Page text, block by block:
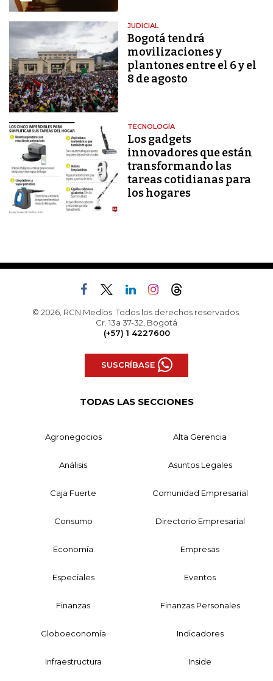
JUDICIAL
Bogotá tendrá
movilizaciones y
plantones entre el 6 y el
8 de agosto
TECNOLOGÍA
Los gadgets
innovadores que están
transformando las
tareas cotidianas para
los hogares
© 2026, RCN Medios. Todos los derechos reservados.
Cr. 13a 37-32, Bogotá
(+57) 1 4227600
SUSCRÍBASE
TODAS LAS SECCIONES
Agronegocios Alta Gerencia
Análisis Asuntos Legales
Caja Fuerte Comunidad Empresarial
Consumo Directorio Empresarial
Economía Empresas
Especiales Eventos
Finanzas Finanzas Personales
Globoeconomía Indicadores
Infraestructura Inside